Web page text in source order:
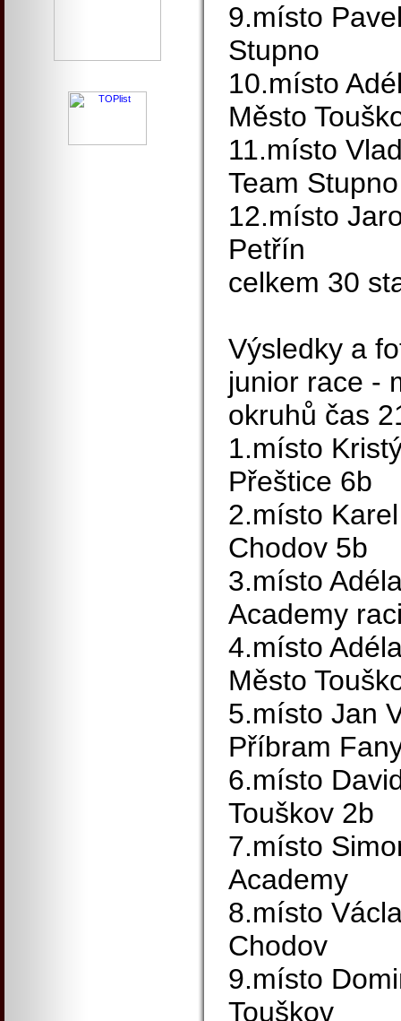
9.místo
Stupno
10.místo
Město
11.místo
Team Stupno
12.místo
Petřín
celkem 30
Výsledky a
junior race -
okruhů čas
1.místo
Přeštice 6b
2.místo
Chodov 5b
3.místo
Academy
4.místo
Město
5.místo Jan
Příbram
6.místo
Touškov 2b
7.místo
Academy
8.místo
Chodov
9.místo
Touškov